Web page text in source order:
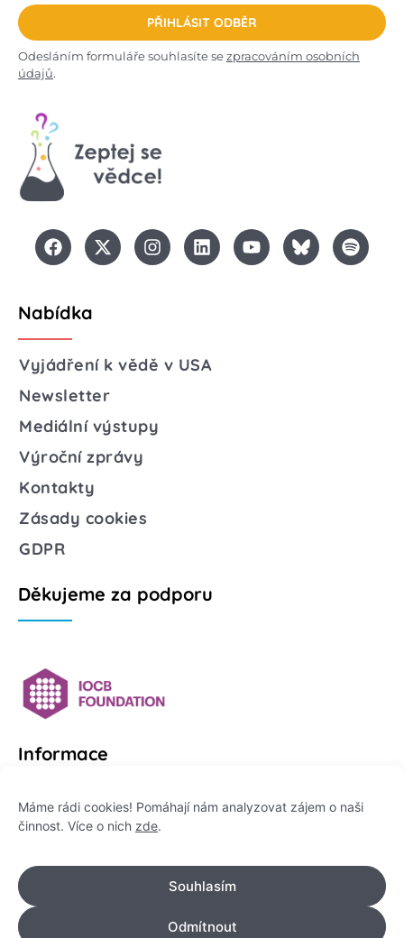
Máme rádi cookies! Pomáhají nám analyzovat zájem o naši
činnost. Více o nich zde.
Souhlasím
Odmítnout
PŘIHLÁSIT ODBĚR
Odesláním formuláře souhlasíte sezpracováním osobních
údajů.
Nabídka
Vyjádření k vědě v USA
Newsletter
Mediální výstupy
Výroční zprávy
Kontakty
Zásady cookies
GDPR
Děkujeme za podporu
Informace
Platformu Zeptej se vědce provozuje:
IČO: 178 47 389
Flemingovo náměstí 542/2,
Dejvice, 160 00 Praha 6